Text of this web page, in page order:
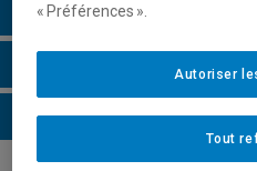
Horaire - Été 2026
Horaire - Automne 2026
Horaire - Hiver 2027
« Préférences ».
Tout
Autoriser